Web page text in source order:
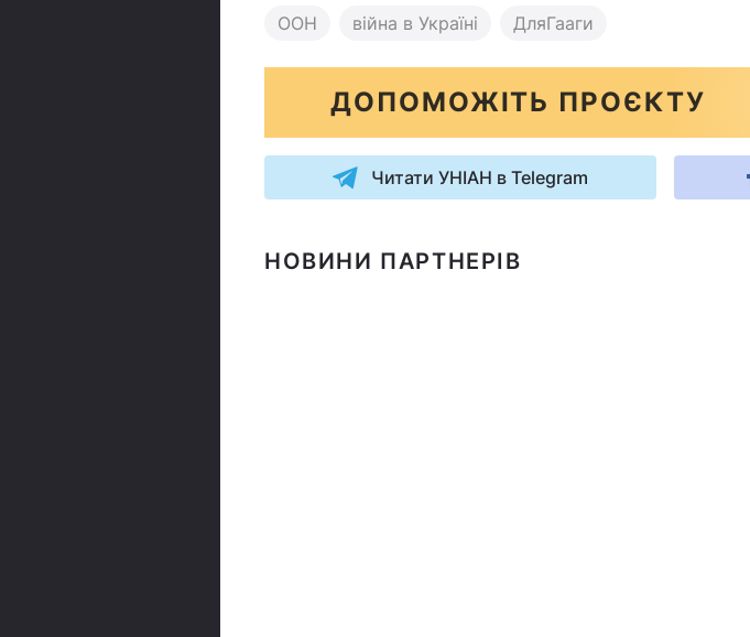
ООН війна в Україні ДляГааги
ДОПОМОЖІТЬ ПРОЄКТУ
Читати УНІАН в Telegram
НОВИНИ ПАРТНЕРІВ